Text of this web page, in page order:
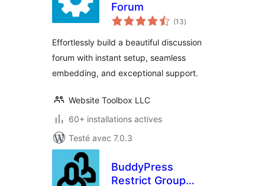
Forum
(13notes
en
)
Effortlessly build a beautiful discussion
forum with instant setup, seamless
embedding, and exceptional support.
Website Toolbox LLC
60+ installations actives
Testé avec 7.0.3
BuddyPress
Restrict Group